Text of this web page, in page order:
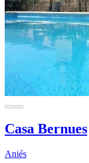
Casa Bernues
Aniés